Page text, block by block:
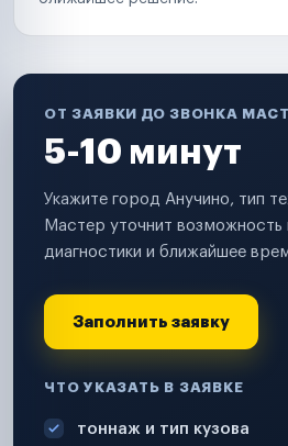
ОТ ЗАЯВКИ ДО ЗВОНКА
5-10 минут
Укажите город Анучино, тип
Мастер уточнит возможность
диагностики и ближайшее
Заполнить заявку
ЧТО УКАЗАТЬ В ЗАЯВКЕ
тоннаж и тип кузова